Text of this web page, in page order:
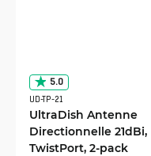
5.0
UD-TP-21
UltraDish Antenne
Directionnelle 21dBi,
TwistPort, 2-pack